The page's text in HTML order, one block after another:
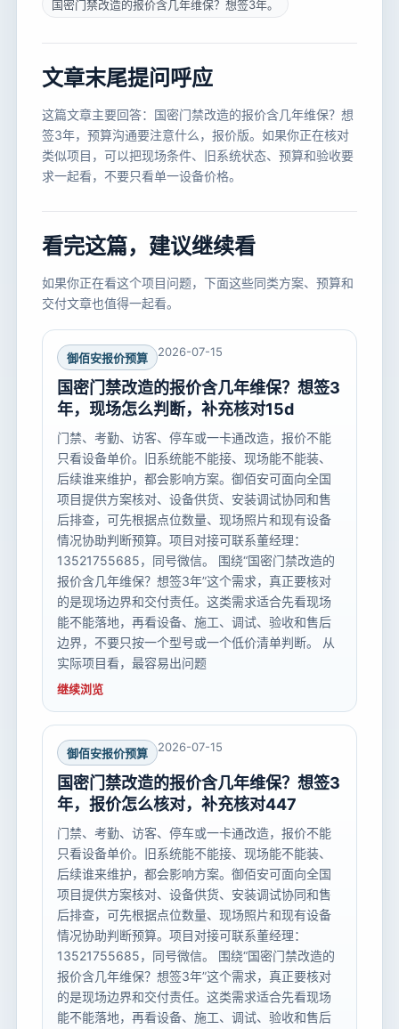
国密门禁改造的报价含几年维保？想签3年。
文章末尾提问呼应
这篇文章主要回答：国密门禁改造的报价含几年维保？想
签3年，预算沟通要注意什么，报价版。如果你正在核对
类似项目，可以把现场条件、旧系统状态、预算和验收要
求一起看，不要只看单一设备价格。
看完这篇，建议继续看
如果你正在看这个项目问题，下面这些同类方案、预算和
交付文章也值得一起看。
御佰安报价预算 2026-07-15
国密门禁改造的报价含几年维保？想签3
年，现场怎么判断，补充核对15d
门禁、考勤、访客、停车或一卡通改造，报价不能
只看设备单价。旧系统能不能接、现场能不能装、
后续谁来维护，都会影响方案。御佰安可面向全国
项目提供方案核对、设备供货、安装调试协同和售
后排查，可先根据点位数量、现场照片和现有设备
情况协助判断预算。项目对接可联系董经理：
13521755685，同号微信。 围绕“国密门禁改造的
报价含几年维保？想签3年”这个需求，真正要核对
的是现场边界和交付责任。这类需求适合先看现场
能不能落地，再看设备、施工、调试、验收和售后
边界，不要只按一个型号或一个低价清单判断。 从
实际项目看，最容易出问题
继续浏览
御佰安报价预算 2026-07-15
国密门禁改造的报价含几年维保？想签3
年，报价怎么核对，补充核对447
门禁、考勤、访客、停车或一卡通改造，报价不能
只看设备单价。旧系统能不能接、现场能不能装、
后续谁来维护，都会影响方案。御佰安可面向全国
项目提供方案核对、设备供货、安装调试协同和售
后排查，可先根据点位数量、现场照片和现有设备
情况协助判断预算。项目对接可联系董经理：
13521755685，同号微信。 围绕“国密门禁改造的
报价含几年维保？想签3年”这个需求，真正要核对
的是现场边界和交付责任。这类需求适合先看现场
能不能落地，再看设备、施工、调试、验收和售后